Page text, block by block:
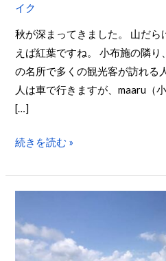
イク
秋が深まってきました。 山だ
えば紅葉ですね。 小布施の隣
の名所で多くの観光客が訪れる
人は車で行きますが、maaru（
[…]
高
山
と
ー
バ
ク
続きを読む »
野
観